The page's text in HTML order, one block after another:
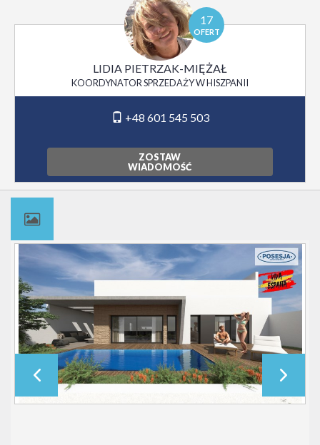
17
OFERT
LIDIA PIETRZAK-MIĘŻAŁ
KOORDYNATOR SPRZEDAŻY W HISZPANII
+48 601 545 503
ZOSTAW
WIADOMOŚĆ